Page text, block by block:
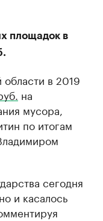
площадок в
в 2019
на
мусора,
по итогам
сегодня
и касалось